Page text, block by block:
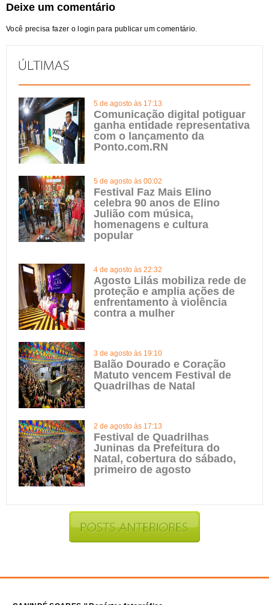
Deixe um comentário
Você precisa fazer o login para publicar um comentário.
5 de agosto às 17:13
Comunicação digital potiguar
ganha entidade representativa
com o lançamento da
Ponto.com.RN
5 de agosto às 00:02
Festival Faz Mais Elino
celebra 90 anos de Elino
Julião com música,
homenagens e cultura
popular
4 de agosto às 22:32
Agosto Lilás mobiliza rede de
proteção e amplia ações de
enfrentamento à violência
contra a mulher
3 de agosto às 19:10
Balão Dourado e Coração
Matuto vencem Festival de
Quadrilhas de Natal
2 de agosto às 17:13
Festival de Quadrilhas
Juninas da Prefeitura do
Natal, cobertura do sábado,
primeiro de agosto